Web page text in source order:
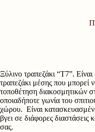
Ξύλινο τραπεζάκι “Τ7”.
τραπεζάκι μέσης που μπορεί
τοποθέτηση διακοσμητικών
οποιαδήποτε γωνία του
χώρου. Είναι
βγει σε διάφορες διαστάσεις
σας.